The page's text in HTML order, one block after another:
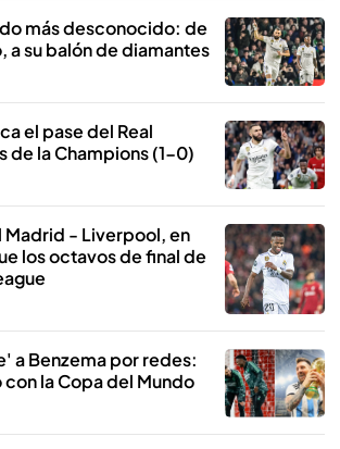
más desconocido: de
a su balón de diamantes
el pase del Real
de la Champions (1-0)
Madrid - Liverpool, en
los octavos de final de
a Benzema por redes:
la Copa del Mundo